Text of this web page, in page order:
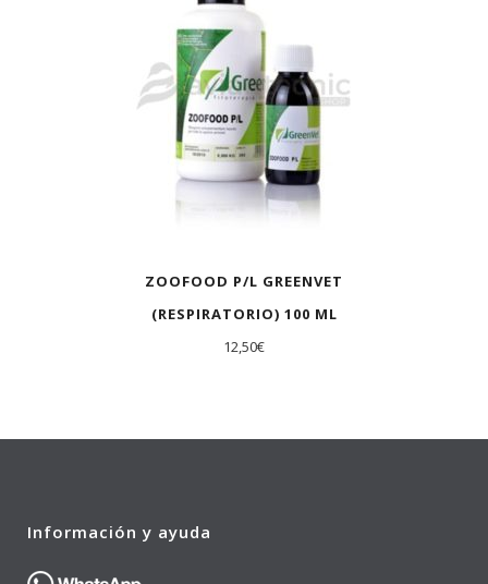
ZOOFOOD P/L GREENVET
(RESPIRATORIO) 100 ML
12,50€
Información y ayuda